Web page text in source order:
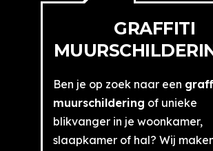
GRAFFITI
Ben je op zoek naar een
muurschildering of unieke
blikvanger in je woonkamer,
slaapkamer of hal? Wij